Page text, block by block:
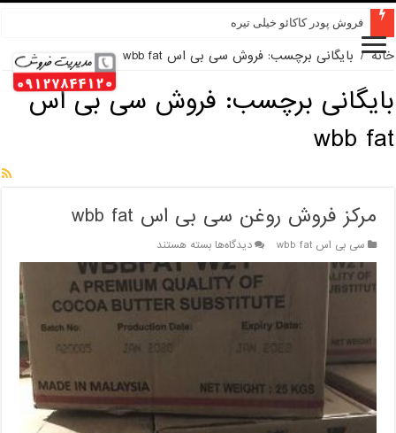
فروش پودر کاکائو خیلی تیره
خانه / بایگانی برچسب: فروش سی بی اس wbb fat
بایگانی برچسب: فروش سی بی اس
wbb fat
مرکز فروش روغن سی بی اس wbb fat
سی بی اس wbb fat دیدگاه‌هابرای
مرکز
فروش
روغن
سی
بسته هستند